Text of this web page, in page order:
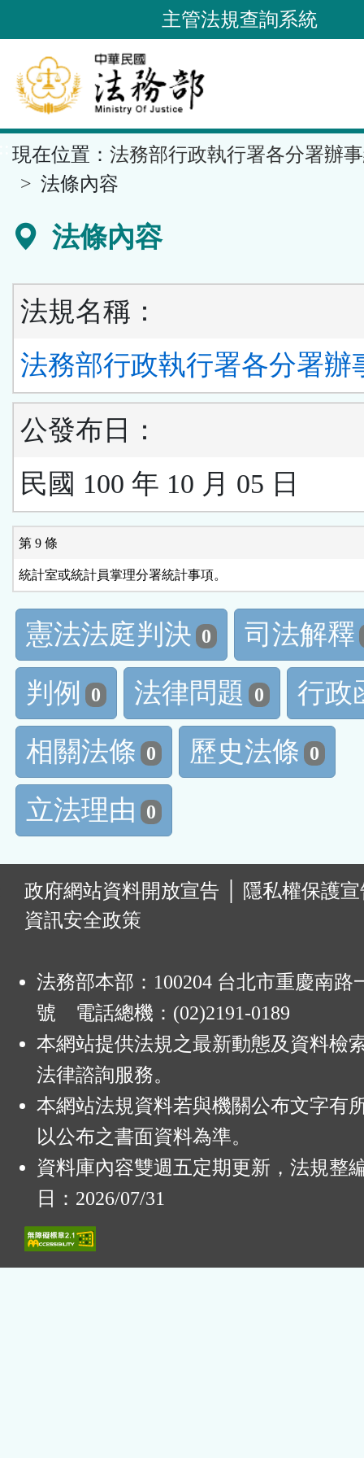
到
要
內
容
區
塊
主管法規查詢系統
現在位置： 法務部行政執行署各分署辦
法條內容
法條內容
法規名稱：
法務部行政執行署各分署辦
公發布日：
民國 100 年 10 月 05 日
第 9 條
統計室或統計員掌理分署統計事項。
憲法法庭判決 0
司法解釋
判例
0 法律問題 0
行政
相關法條 0 歷史法條 0
立法理由 0
政府網站資料開放宣告
隱私權保護
資訊安全政策
法務部本部：100204 台北市重慶南路
號 電話總機：(02)2191-0189
本網站提供法規之最新動態及資料檢
法律諮詢服務。
本網站法規資料若與機關公布文字有
以公布之書面資料為準。
資料庫內容雙週五定期更新，法規整
日：2026/07/31